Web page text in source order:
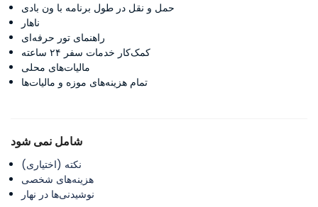
حمل و نقل در طول برنامه با ون بادی
ناهار
راهنمای تور حرفه‌ای
کمک‌کار خدمات سفر ۲۴ ساعته
مالیات‌های محلی
تمام هزینه‌های موزه و مالیات‌ها
شامل نمی شود
نکته (اختیاری)
هزینه‌های شخصی
نوشیدنی‌ها در نهار